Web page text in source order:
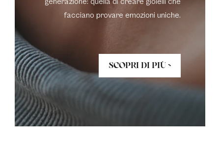
facciano provare emozioni uniche.
SCOPRI DI PIÙ >